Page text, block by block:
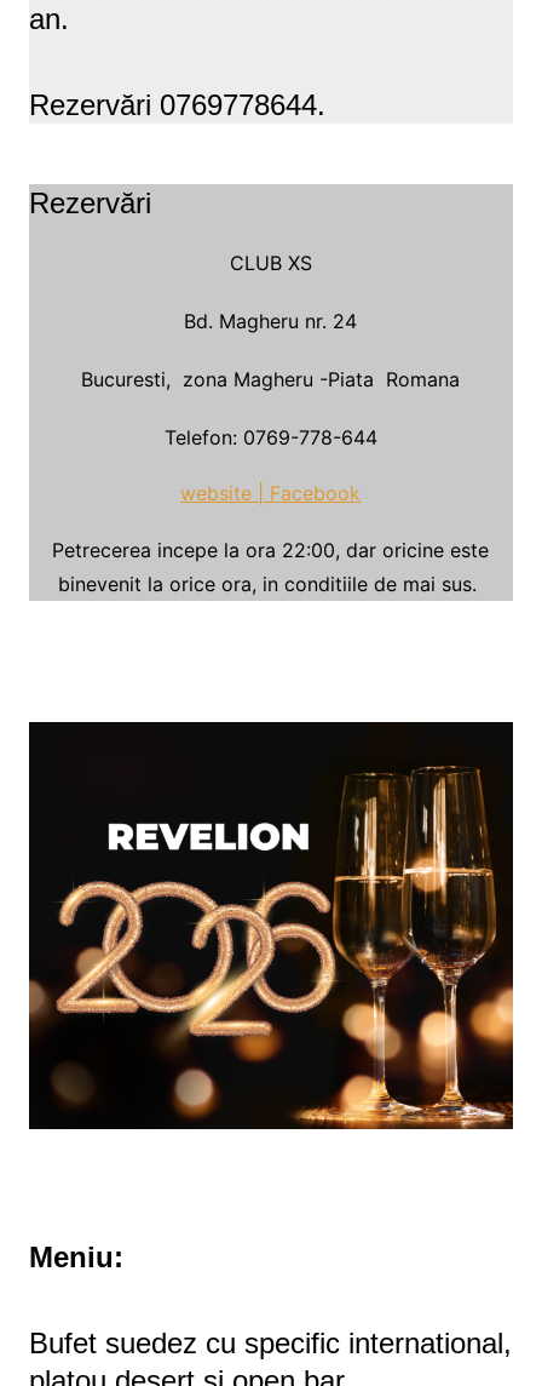
an.
Rezervări 0769778644.
Rezervări
CLUB XS
Bd. Magheru nr. 24
Bucuresti, zona Magheru -Piata Romana
Telefon: 0769-778-644
website | Facebook
Petrecerea incepe la ora 22:00, dar oricine este
binevenit la orice ora, in conditiile de mai sus.
Meniu:
Bufet suedez cu specific international,